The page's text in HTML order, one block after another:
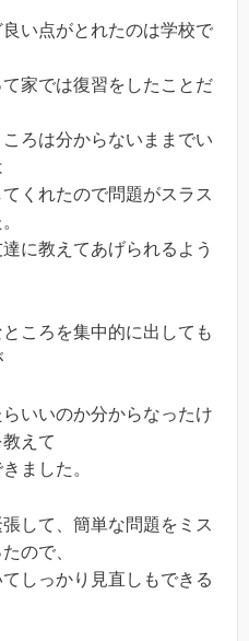
い点がとれたのは学校で
家では復習をしたことだ
ろは分からないままでい
くれたので問題がスラス
に教えてあげられるよう
ころを集中的に出しても
いいのか分からなったけ
えて
ました。
して、簡単な問題をミス
ので、
しっかり見直しもできる